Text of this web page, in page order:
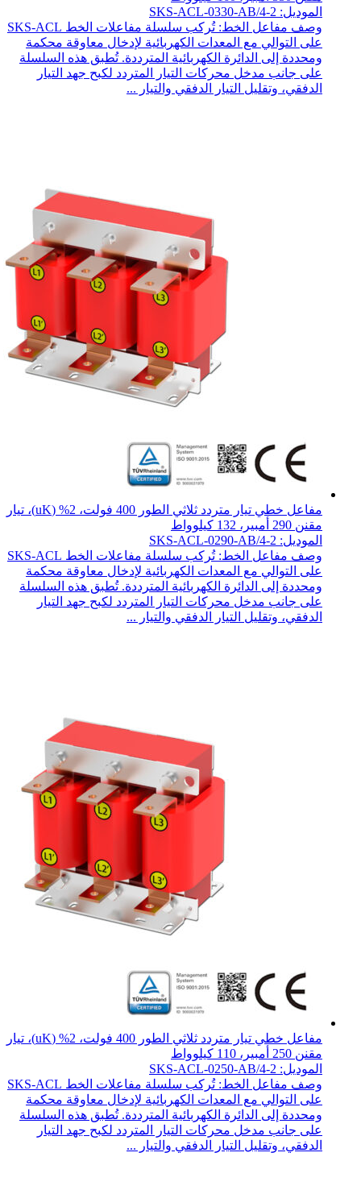
الموديل: SKS-ACL-0330-AB/4-2
وصف مفاعل الخط: تُركب سلسلة مفاعلات الخط SKS-ACL
على التوالي مع المعدات الكهربائية لإدخال معاوقة محكمة
ومحددة إلى الدائرة الكهربائية المترددة. تُطبق هذه السلسلة
على جانب مدخل محركات التيار المتردد لكبح جهد التيار
الدفقي، وتقليل التيار الدفقي والتيار ...
مفاعل خطي تيار متردد ثلاثي الطور 400 فولت، 2% (uK)، تيار
مقنن 290 أمبير، 132 كيلوواط
الموديل: SKS-ACL-0290-AB/4-2
وصف مفاعل الخط: تُركب سلسلة مفاعلات الخط SKS-ACL
على التوالي مع المعدات الكهربائية لإدخال معاوقة محكمة
ومحددة إلى الدائرة الكهربائية المترددة. تُطبق هذه السلسلة
على جانب مدخل محركات التيار المتردد لكبح جهد التيار
الدفقي، وتقليل التيار الدفقي والتيار ...
مفاعل خطي تيار متردد ثلاثي الطور 400 فولت، 2% (uK)، تيار
مقنن 250 أمبير، 110 كيلوواط
الموديل: SKS-ACL-0250-AB/4-2
وصف مفاعل الخط: تُركب سلسلة مفاعلات الخط SKS-ACL
على التوالي مع المعدات الكهربائية لإدخال معاوقة محكمة
ومحددة إلى الدائرة الكهربائية المترددة. تُطبق هذه السلسلة
على جانب مدخل محركات التيار المتردد لكبح جهد التيار
الدفقي، وتقليل التيار الدفقي والتيار ...